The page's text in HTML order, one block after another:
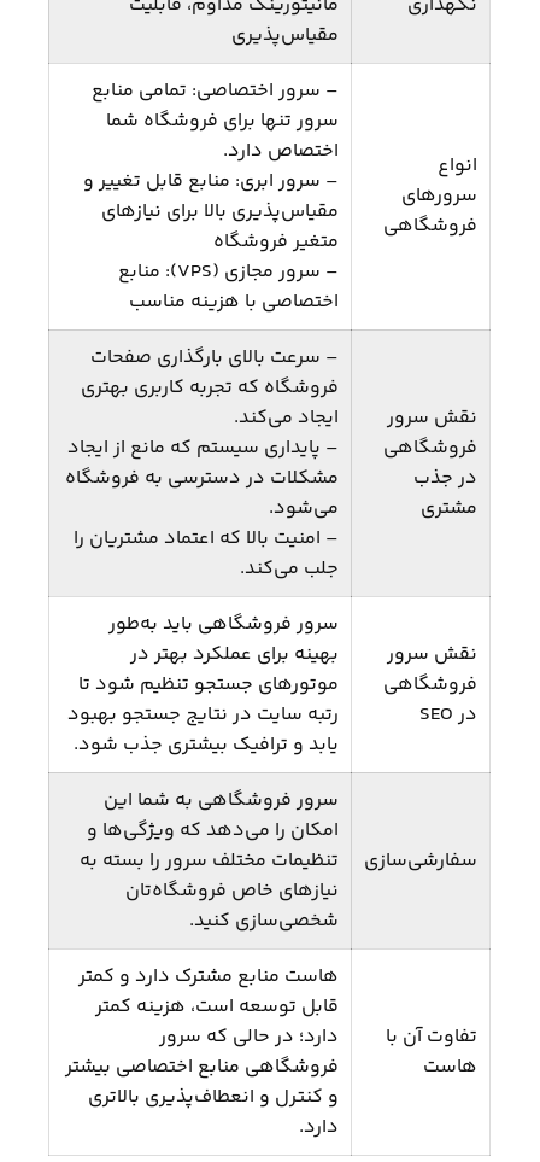
مقیاس‌پذیری
انواع
سرورهای
فروشگاهی
– سرور اختصاصی: تمامی منابع
سرور تنها برای فروشگاه شما
اختصاص دارد.
– سرور ابری: منابع قابل تغییر و
مقیاس‌پذیری بالا برای نیازهای
متغیر فروشگاه
– سرور مجازی (VPS): منابع
اختصاصی با هزینه مناسب
نقش سرور
فروشگاهی
در جذب
مشتری
– سرعت بالای بارگذاری صفحات
فروشگاه که تجربه کاربری بهتری
ایجاد می‌کند.
– پایداری سیستم که مانع از ایجاد
مشکلات در دسترسی به فروشگاه
می‌شود.
– امنیت بالا که اعتماد مشتریان را
جلب می‌کند.
نقش سرور
فروشگاهی
در SEO
سرور فروشگاهی باید به‌طور
بهینه برای عملکرد بهتر در
موتورهای جستجو تنظیم شود تا
رتبه سایت در نتایج جستجو بهبود
یابد و ترافیک بیشتری جذب شود.
سفارشی‌سازی
سرور فروشگاهی به شما این
امکان را می‌دهد که ویژگی‌ها و
تنظیمات مختلف سرور را بسته به
نیازهای خاص فروشگاه‌تان
شخصی‌سازی کنید.
تفاوت آن با
هاست
هاست منابع مشترک دارد و کمتر
قابل توسعه است، هزینه کمتر
دارد؛ در حالی که سرور
فروشگاهی منابع اختصاصی بیشتر
و کنترل و انعطاف‌پذیری بالاتری
دارد.